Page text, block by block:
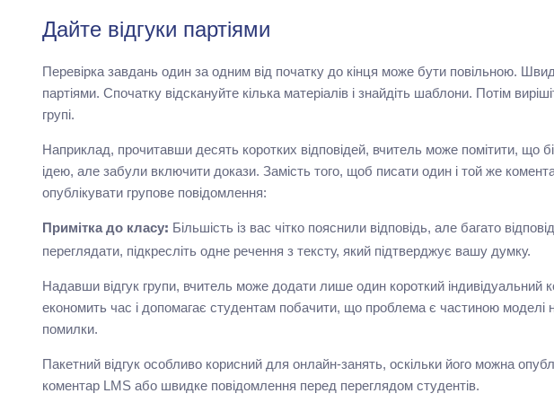
Дайте відгуки партіями
Перевірка завдань один за одним від початку до кінця може бути повільною.
партіями. Спочатку відскануйте кілька матеріалів і знайдіть шаблони. Потім
групі.
Наприклад, прочитавши десять коротких відповідей, вчитель може помітити, що
ідею, але забули включити докази. Замість того, щоб писати один і той же
опублікувати групове повідомлення:
Примітка до класу: Більшість із вас чітко пояснили відповідь, але багато
переглядати, підкресліть одне речення з тексту, який підтверджує вашу думку.
Надавши відгук групи, вчитель може додати лише один короткий індивідуальний
економить час і допомагає студентам побачити, що проблема є частиною моделі
помилки.
Пакетний відгук особливо корисний для онлайн-занять, оскільки його можна
коментар LMS або швидке повідомлення перед переглядом студентів.